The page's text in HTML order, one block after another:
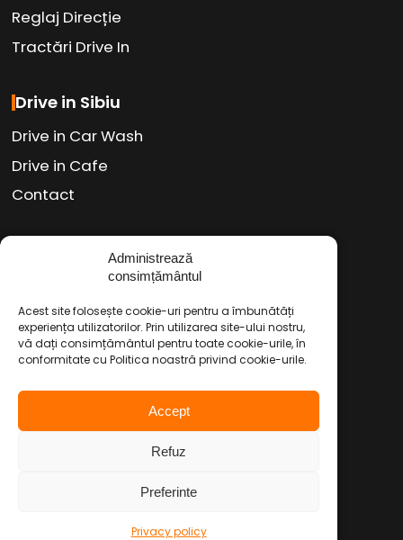
Administrează
consimțământul
Acest site folosește cookie-uri pentru a îmbunătăți
experiența utilizatorilor. Prin utilizarea site-ului nostru,
vă dați consimțământul pentru toate cookie-urile, în
conformitate cu Politica noastră privind cookie-urile.
Accept
Refuz
Preferinte
Privacy policy
Reglaj Direcție
Tractări Drive In
Drive in Sibiu
Drive in Car Wash
Drive in Cafe
Contact
Social Media
Youtube/WhatsApp/LinkedIn
Politica de Confidențialitate
Condiții Service Auto